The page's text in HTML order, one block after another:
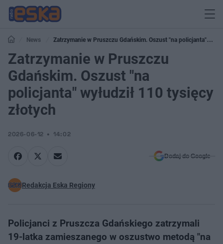
News
Zatrzymanie w Pruszczu Gdańskim. Oszust "na policjanta"
wyłudził 110 tysięcy złotych
Zatrzymanie w Pruszczu
Gdańskim. Oszust "na
policjanta" wyłudził 110 tysięcy
złotych
2026-06-12 14:02
Dodaj do Google
Redakcja Eska Regiony
Policjanci z Pruszcza Gdańskiego zatrzymali
19-latka zamieszanego w oszustwo metodą "na